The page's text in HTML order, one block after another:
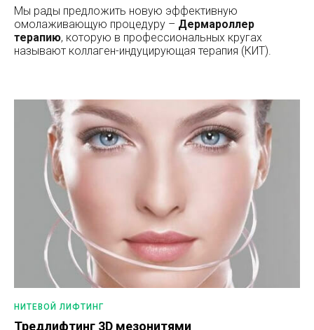
Мы рады предложить новую эффективную
омолаживающую процедуру – Дермароллер
терапию, которую в профессиональных кругах
называют коллаген-индуцирующая терапия (КИТ).
НИТЕВОЙ ЛИФТИНГ
Тредлифтинг 3D мезонитями